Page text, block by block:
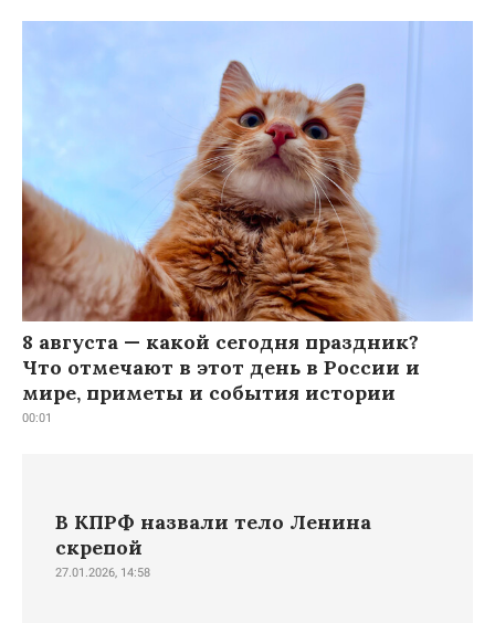
8 августа — какой сегодня праздник?
Что отмечают в этот день в России и
мире, приметы и события истории
00:01
В КПРФ назвали тело Ленина
скрепой
27.01.2026, 14:58